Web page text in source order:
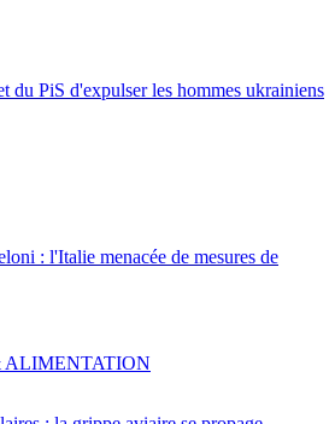
du PiS d'expulser les hommes ukrainiens
: l'Italie menacée de mesures de
ALIMENTATION